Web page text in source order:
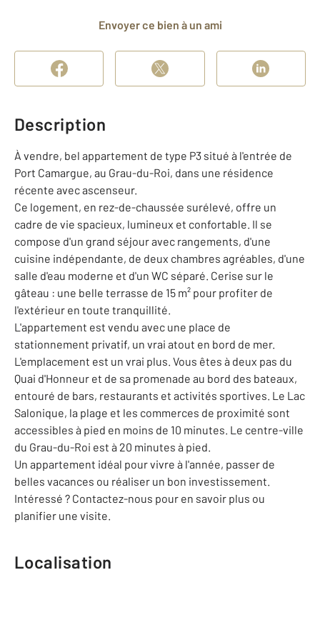
Envoyer ce bien à un ami
Description
À vendre, bel appartement de type P3 situé à l'entrée de
Port Camargue, au Grau-du-Roi, dans une résidence
récente avec ascenseur.
Ce logement, en rez-de-chaussée surélevé, offre un
cadre de vie spacieux, lumineux et confortable. Il se
compose d'un grand séjour avec rangements, d'une
cuisine indépendante, de deux chambres agréables, d'une
salle d'eau moderne et d'un WC séparé. Cerise sur le
gâteau : une belle terrasse de 15 m² pour profiter de
l'extérieur en toute tranquillité.
L'appartement est vendu avec une place de
stationnement privatif, un vrai atout en bord de mer.
L'emplacement est un vrai plus. Vous êtes à deux pas du
Quai d'Honneur et de sa promenade au bord des bateaux,
entouré de bars, restaurants et activités sportives. Le Lac
Salonique, la plage et les commerces de proximité sont
accessibles à pied en moins de 10 minutes. Le centre-ville
du Grau-du-Roi est à 20 minutes à pied.
Un appartement idéal pour vivre à l'année, passer de
belles vacances ou réaliser un bon investissement.
Intéressé ? Contactez-nous pour en savoir plus ou
planifier une visite.
Localisation